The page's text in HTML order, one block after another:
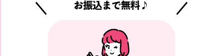
お振込まで無料♪